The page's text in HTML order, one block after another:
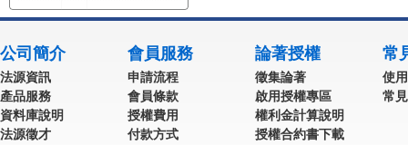
公司簡介
法源資訊
產品服務
資料庫說明
法源徵才
會員服務
申請流程
會員條款
授權費用
付款方式
論著授權
徵集論著
啟用授權專區
權利金計算說明
授權合約書下載
常
使
常